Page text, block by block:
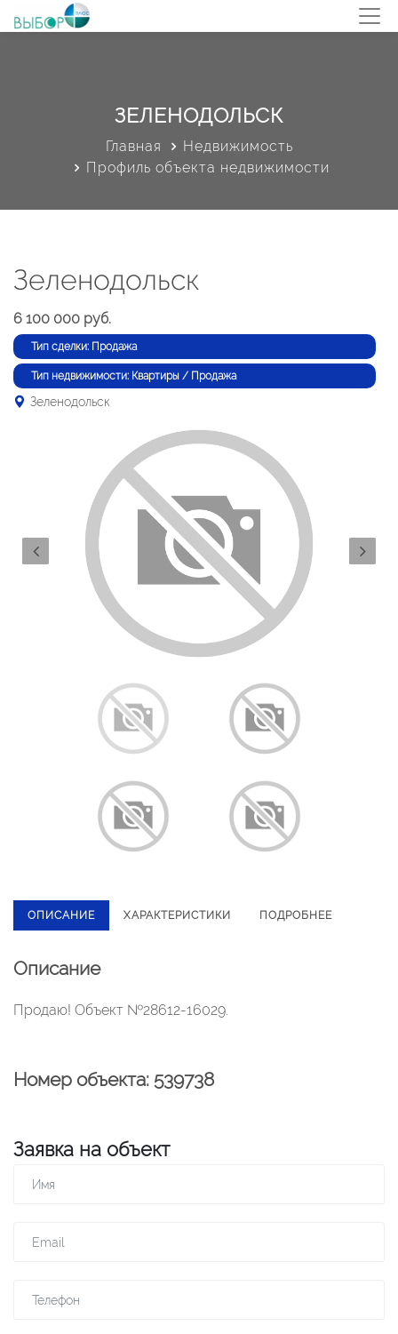
ЗЕЛЕНОДОЛЬСК
Главная
Недвижимость
Профиль объекта недвижимости
Зеленодольск
6 100 000 руб.
Тип сделки: Продажа
Тип недвижимости: Квартиры / Продажа
Зеленодольск
ОПИСАНИЕ ХАРАКТЕРИСТИКИ ПОДРОБНЕЕ
Описание
Продаю! Объект №28612-16029.
Номер объекта: 539738
Заявка на объект